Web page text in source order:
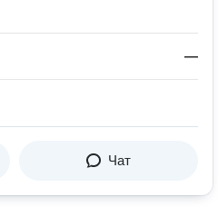
—
Чат